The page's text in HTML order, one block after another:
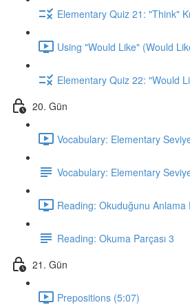
Elementary Quiz 21: "Think"
Using "Would Like" (Would
Elementary Quiz 22: "Would
20. Gün
Vocabulary: Elementary
Vocabulary: Elementary
Reading: Okuduğunu Anlama
Reading: Okuma Parçası 3
21. Gün
Prepositions (5:07)